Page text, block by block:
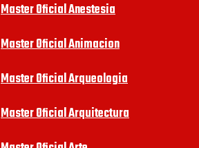
Master Oficial Anestesia
Master Oficial Animacion
Master Oficial Arqueologia
Master Oficial Arquitectura